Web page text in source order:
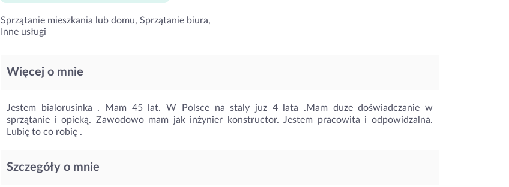
Sprzątanie mieszkania lub domu, Sprzątanie biura,
Inne usługi
Więcej o mnie
Jestem bialorusinka . Mam 45 lat. W Polsce na staly juz 4 lata .Mam duze doświadczanie w
sprzątanie i opieką. Zawodowo mam jak inżynier konstructor. Jestem pracowita i odpowidzalna.
Lubię to co robię .
Szczegóły o mnie